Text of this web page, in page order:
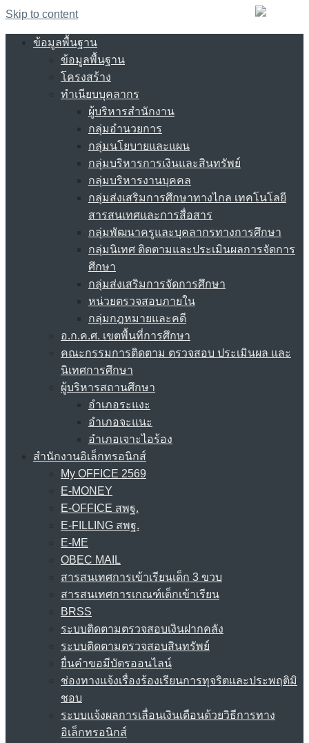
Skip to content
ข้อมูลพื้นฐาน
ข้อมูลพื้นฐาน
โครงสร้าง
ทำเนียบบุคลากร
ผู้บริหารสำนักงาน
กลุ่มอำนวยการ
กลุ่มนโยบายและแผน
กลุ่มบริหารการเงินและสินทรัพย์
กลุ่มบริหารงานบุคคล
กลุ่มส่งเสริมการศึกษาทางไกล เทคโนโลยี
สารสนเทศและการสื่อสาร
กลุ่มพัฒนาครูและบุคลากรทางการศึกษา
กลุ่มนิเทศ ติดตามและประเมินผลการจัดการ
ศึกษา
กลุ่มส่งเสริมการจัดการศึกษา
หน่วยตรวจสอบภายใน
กลุ่มกฎหมายและคดี
อ.ก.ค.ศ. เขตพื้นที่การศึกษา
คณะกรรมการติดตาม ตรวจสอบ ประเมินผล และ
นิเทศการศึกษา
ผู้บริหารสถานศึกษา
อำเภอระแงะ
อำเภอจะแนะ
อำเภอเจาะไอร้อง
สำนักงานอิเล็กทรอนิกส์
My OFFICE 2569
E-MONEY
E-OFFICE สพฐ.
E-FILLING สพฐ.
E-ME
OBEC MAIL
สารสนเทศการเข้าเรียนเด็ก 3 ขวบ
สารสนเทศการเกณฑ์เด็กเข้าเรียน
BRSS
ระบบติดตามตรวจสอบเงินฝากคลัง
ระบบติดตามตรวจสอบสินทรัพย์
ยื่นคำขอมีบัตรออนไลน์
ช่องทางแจ้งเรื่องร้องเรียนการทุจริตและประพฤติมิ
ชอบ
ระบบแจ้งผลการเลื่อนเงินเดือนด้วยวิธีการทาง
อิเล็กทรอนิกส์